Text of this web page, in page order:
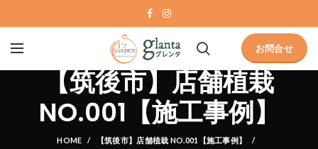
お問合せ
【筑後市】店舗植栽
NO.001【施工事例】
HOME
【筑後市】店舗植栽 NO.001【施工事例】